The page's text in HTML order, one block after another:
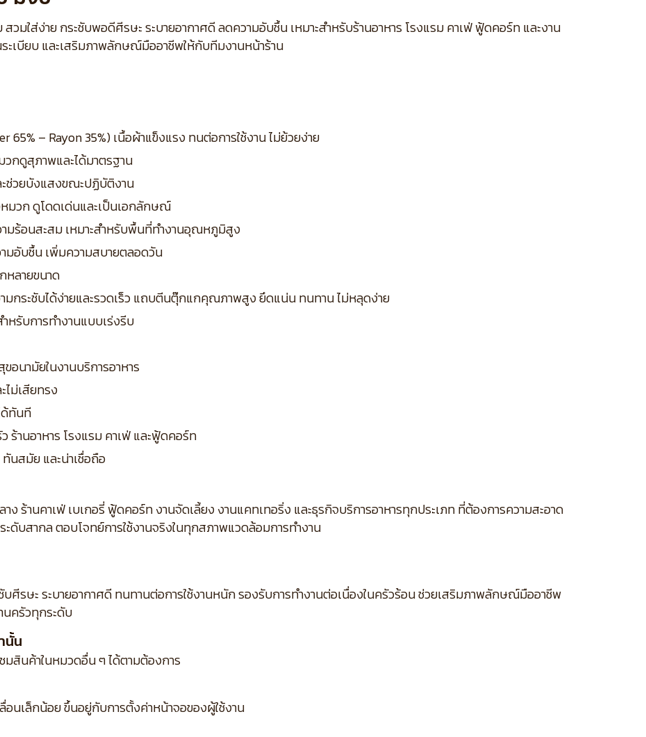
ใส่ง่าย กระชับพอดีศีรษะ ระบายอากาศดี ลดความอับชื้น เหมาะสำหรับร้านอาหาร โรงแรม คาเฟ่ ฟู้ดคอร์ท และงาน
ะเบียบ และเสริมภาพลักษณ์มืออาชีพให้กับทีมงานหน้าร้าน
– Rayon 35%) เนื้อผ้าแข็งแรง ทนต่อการใช้งาน ไม่ย้วยง่าย
วกดูสุภาพและได้มาตรฐาน
ช่วยบังแสงขณะปฏิบัติงาน
วก ดูโดดเด่นและเป็นเอกลักษณ์
มร้อนสะสม เหมาะสำหรับพื้นที่ทำงานอุณหภูมิสูง
มอับชื้น เพิ่มความสบายตลอดวัน
หลายขนาด
กระชับได้ง่ายและรวดเร็ว แถบตีนตุ๊กแกคุณภาพสูง ยึดแน่น ทนทาน ไม่หลุดง่าย
หรับการทำงานแบบเร่งรีบ
อนามัยในงานบริการอาหาร
ไม่เสียทรง
ด้ทันที
ร้านอาหาร โรงแรม คาเฟ่ และฟู้ดคอร์ท
สมัย และน่าเชื่อถือ
ง ร้านคาเฟ่ เบเกอรี่ ฟู้ดคอร์ท งานจัดเลี้ยง งานแคทเทอริ่ง และธุรกิจบริการอาหารทุกประเภท ที่ต้องการความสะอาด
ดับสากล ตอบโจทย์การใช้งานจริงในทุกสภาพแวดล้อมการทำงาน
ศีรษะ ระบายอากาศดี ทนทานต่อการใช้งานหนัก รองรับการทำงานต่อเนื่องในครัวร้อน ช่วยเสริมภาพลักษณ์มืออาชีพ
นครัวทุกระดับ
นั้น
สินค้าในหมวดอื่น ๆ ได้ตามต้องการ
นเล็กน้อย ขึ้นอยู่กับการตั้งค่าหน้าจอของผู้ใช้งาน